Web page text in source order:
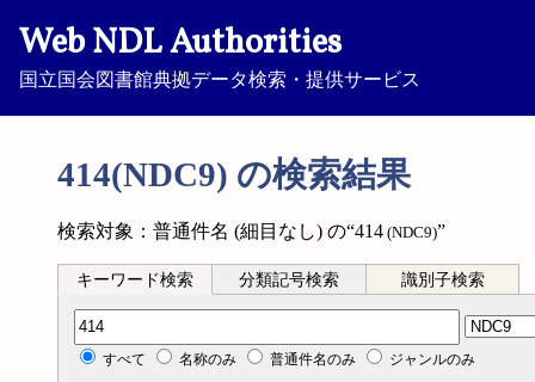
Web NDL Authorities
国立国会図書館典拠データ検索・提供サービス
414(NDC9) の検索結果
検索対象：普通件名 (細目なし) の“414 (NDC9)”
キーワード検索 分類記号検索 識別子検索
分類記号検索
すべて 名称のみ 普通件名のみ ジャンルのみ